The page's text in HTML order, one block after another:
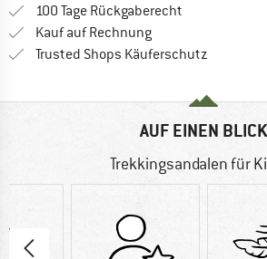
100 Tage Rückgaberecht
Kauf auf RechnungFinde die
Trusted Shops Käuferschutz
AUF EINEN BLICK
Trekkingsandalen für